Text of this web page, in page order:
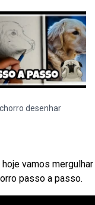
desenhar
vamos
passo a passo.